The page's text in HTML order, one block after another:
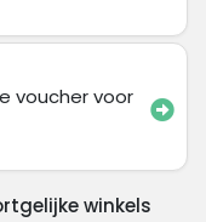
voucher voor
winkels